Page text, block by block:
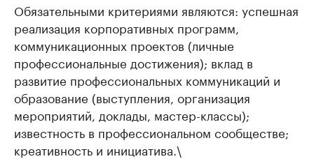
Обязательными критериями являются: успешная
реализация корпоративных программ,
коммуникационных проектов (личные
профессиональные достижения); вклад в
развитие профессиональных коммуникаций и
образование (выступления, организация
мероприятий, доклады, мастер-классы);
известность в профессиональном сообществе;
креативность и инициатива.\